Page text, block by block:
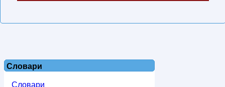
Словари
Словари